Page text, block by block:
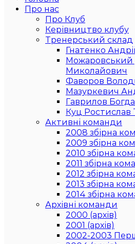
Про нас
Про Клуб
Керівництво клубу
Тренерський склад
Гнатенко
Миколайович
Фаворов
Мазуркевич
Гаврилов
Куц Ростислав
Активні команди
2008 збірна
2009 збірна
2010 збірна
2011 збірна
2012 збірна
2013 збірна
2014 збірна
Архівні команди
2000 (архів)
2001 (архів)
2002-2003